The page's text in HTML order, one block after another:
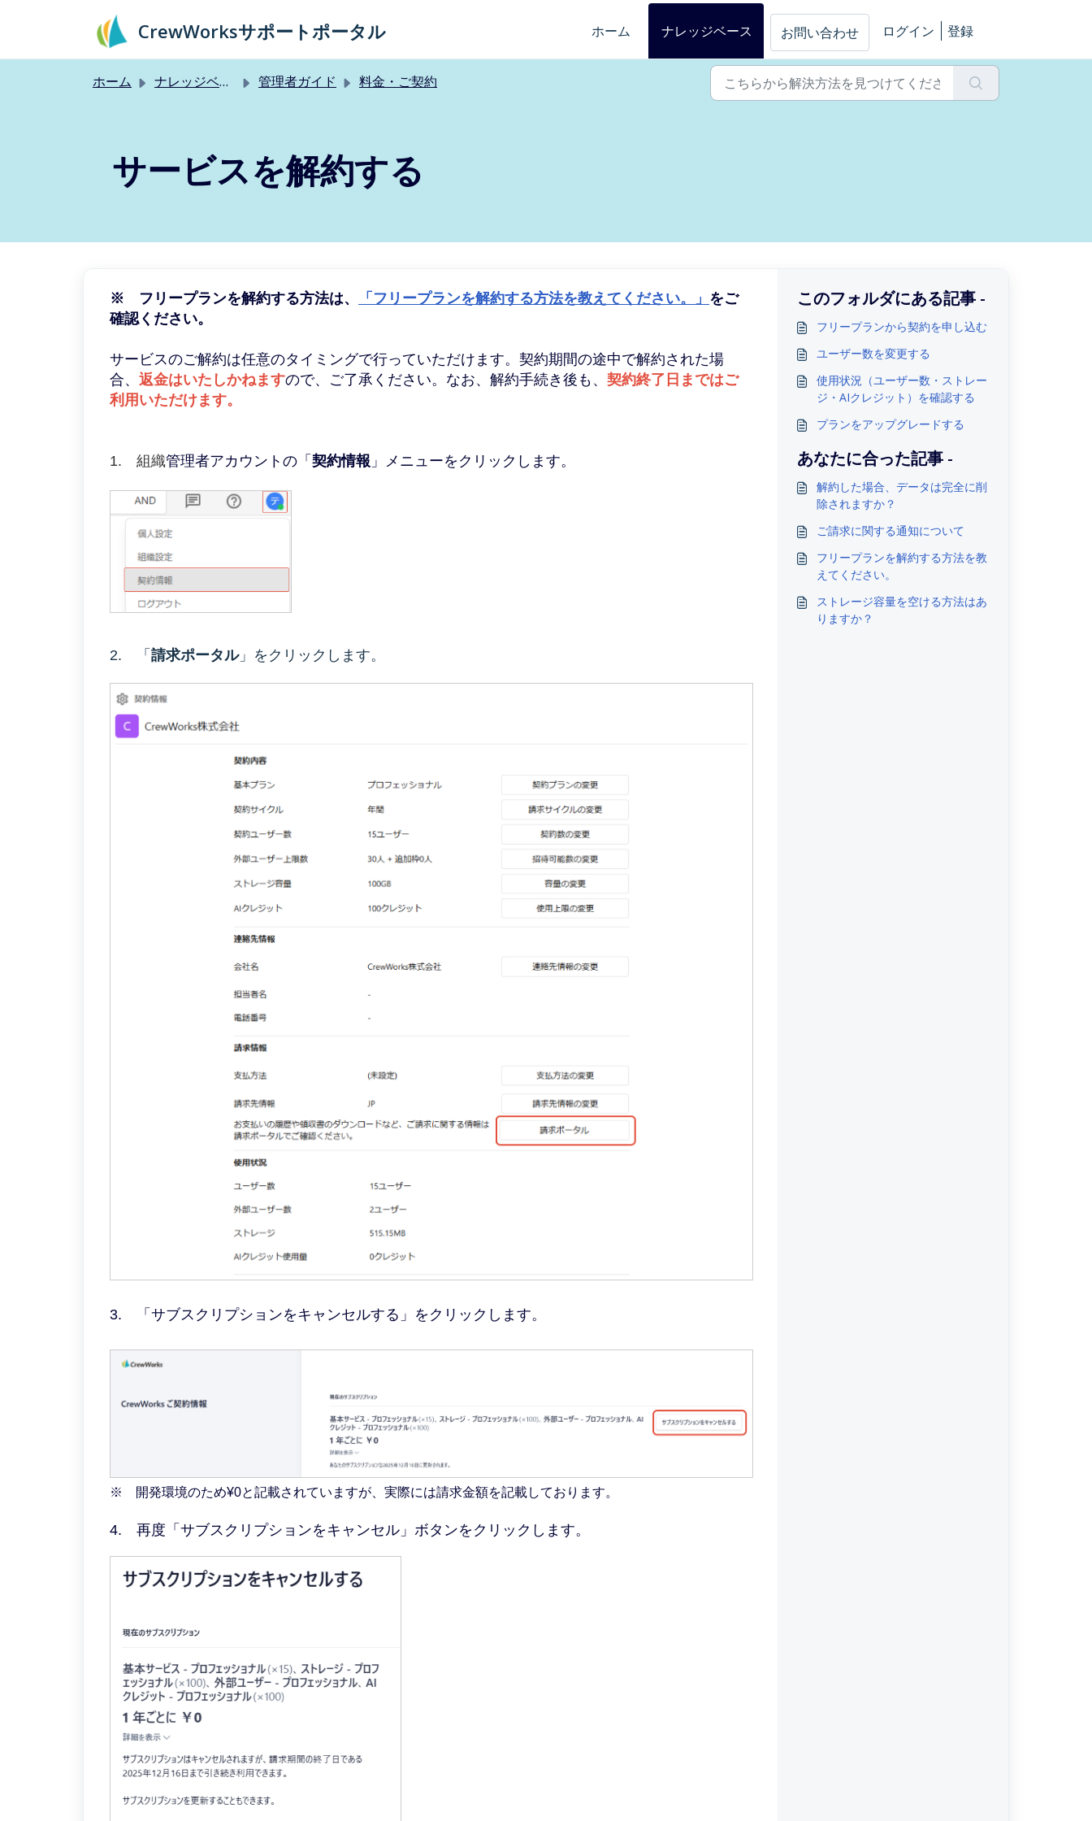
CrewWorksサポートポータル ホーム ナレッジベース お問い合わせ ログイン 登録
ホーム ナレッジベース 管理者ガイド 料金・ご契約
サービスを解約する
※ フリープランを解約する方法は、 「フリープランを解約する方法を教えてください。」 をご
確認ください。
サービスのご解約は任意のタイミングで行っていただけます。契約期間の途中で解約された場
合、 返金はいたしかねますので、ご了承ください。なお、解約手続き後も、 契約終了日まではご
利用いただけます。
1. 組織管理者アカウントの「 契約情報 」メニューをクリックします。
2. 「 請求ポータル」をクリックします。
3. 「サブスクリプションをキャンセルする」をクリックします。
※ 開発環境のため¥0と記載されていますが、実際には請求金額を記載しております。
4. 再度「サブスクリプションをキャンセル」ボタンをクリックします。
このフォルダにある記事 -
フリープランから契約を申し込む
ユーザー数を変更する
使用状況（ユーザー数・ストレー
ジ・AIクレジット）を確認する
プランをアップグレードする
あなたに合った記事 -
解約した場合、データは完全に削
除されますか？
ご請求に関する通知について
フリープランを解約する方法を教
えてください。
ストレージ容量を空ける方法はあ
りますか？